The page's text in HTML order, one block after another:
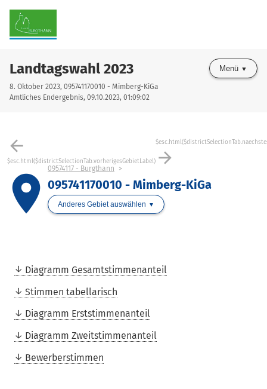
Landtagswahl 2023
8. Oktober 2023, 095741170010 - Mimberg-KiGa
Amtliches Endergebnis, 09.10.2023, 01:09:02
Menü
arrow_back
$esc.html($districtSelectionTab.vorherigesGebietLabel) arrow_forward
place
09574117 - Burgthann
095741170010 - Mimberg-KiGa
Anderes Gebiet auswählen
Diagramm Gesamtstimmenanteil
Stimmen tabellarisch
Diagramm Erststimmenanteil
Diagramm Zweitstimmenanteil
Bewerberstimmen